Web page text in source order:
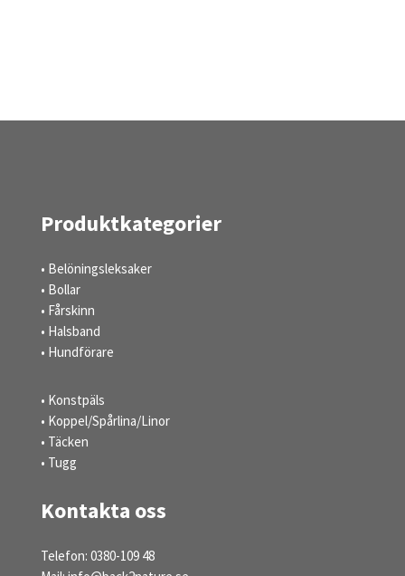
Produktkategorier
• Belöningsleksaker
• Bollar
• Fårskinn
• Halsband
• Hundförare
• Konstpäls
• Koppel/Spårlina/Linor
• Täcken
• Tugg
Kontakta oss
Telefon: 0380-109 48